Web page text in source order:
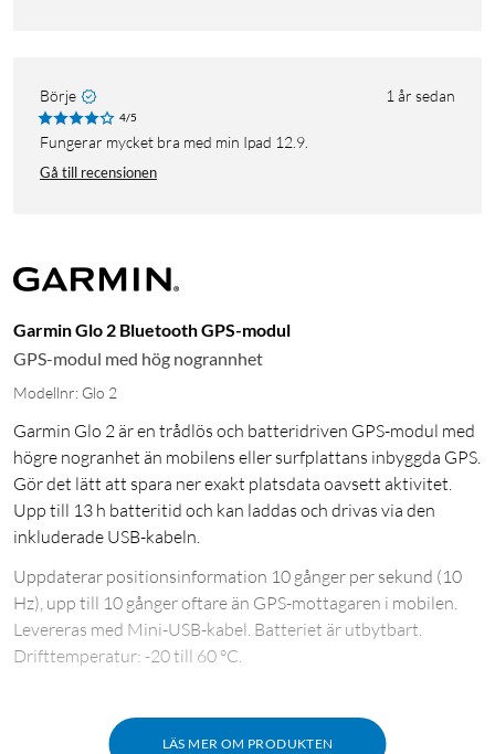
Börje 1 år sedan
4/5
Fungerar mycket bra med min Ipad 12.9.
Gå till recensionen
Garmin Glo 2 Bluetooth GPS-modul
GPS-modul med hög nogrannhet
Modellnr: Glo 2
Garmin Glo 2 är en trådlös och batteridriven GPS-modul med
högre nogranhet än mobilens eller surfplattans inbyggda GPS.
Gör det lätt att spara ner exakt platsdata oavsett aktivitet.
Upp till 13 h batteritid och kan laddas och drivas via den
inkluderade USB-kabeln.
LÄS MER OM PRODUKTEN
Uppdaterar positionsinformation 10 gånger per sekund (10
Hz), upp till 10 gånger oftare än GPS-mottagaren i mobilen.
Levereras med Mini-USB-kabel. Batteriet är utbytbart.
Drifttemperatur: -20 till 60 °C.